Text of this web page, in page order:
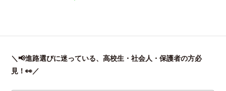
＼📢進路選びに迷っている、高校生・社会人・保護者の方必
見！👀／